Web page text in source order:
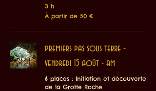
3 h
À
partir
50
À partir de 50 €
premiers pas sous terre -
vendredi 15 août - am
6 places : Initiation et découverte
de la Grotte Roche